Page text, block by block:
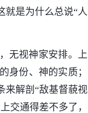
就是为什么总说“人
无视神家安排。上
身份、神的实质；
来解剖“敌基督藐视
交通得差不多了，